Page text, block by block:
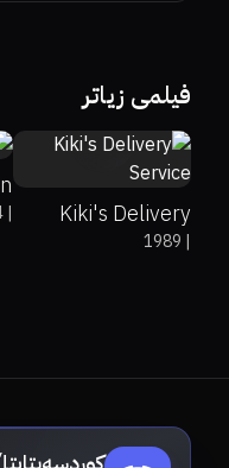
فیلمی زیاتر
7.8
0%
83%
Kiki's Delivery
Service|
1989
|